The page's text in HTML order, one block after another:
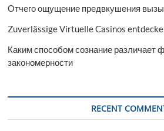
Отчего ощущение предвкушения
Zuverlässige Virtuelle Casinos
Каким способом сознание различает
закономерности
RECENT